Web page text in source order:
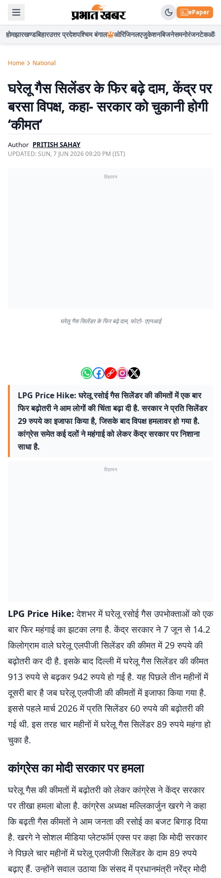
ePaper
होमझारखण्डबिहारउत्तर प्रदेशपश्चिम बंगाल ओरिजिनलएजुकेशनबिजनेसमनोरंजनटेकऑटो
Home National
घरेलू गैस सिलेंडर के फिर बढ़े दाम, केंद्र पर
बरसा विपक्ष, कहा- सरकार को चुकानी होगी
‘कीमत’
Author PRITISH SAHAY
UPDATED:SUN, 7 JUN 2026 09:20 PM (IST)
विज्ञापन
घरेलू गैस सिलेंडर के फिर बढ़े दाम, फोटो- एएनआई
LPG Price Hike: घरेलू रसोई गैस सिलेंडर की कीमतों में एक बार
फिर बढ़ोतरी ने आम लोगों की चिंता बढ़ा दी है. सरकार ने प्रति सिलेंडर
29 रुपये का इजाफा किया है, जिसके बाद विपक्ष हमलावर हो गया है.
कांग्रेस समेत कई दलों ने महंगाई को लेकर केंद्र सरकार पर निशाना
साधा है.
विज्ञापन
LPG Price Hike:देशभर में घरेलू रसोई गैस उपभोक्ताओं को एक
बार फिर महंगाई का झटका लगा है. केंद्र सरकार ने 7 जून से 14.2
किलोग्राम वाले घरेलू एलपीजी सिलेंडर की कीमत में 29 रुपये की
बढ़ोतरी कर दी है. इसके बाद दिल्ली में घरेलू गैस सिलेंडर की कीमत
913 रुपये से बढ़कर 942 रुपये हो गई है. यह पिछले तीन महीनों में
दूसरी बार है जब घरेलू एलपीजी की कीमतों में इजाफा किया गया है.
इससे पहले मार्च 2026 में प्रति सिलेंडर 60 रुपये की बढ़ोतरी की
गई थी. इस तरह चार महीनों में घरेलू गैस सिलेंडर 89 रुपये महंगा हो
चुका है.
कांग्रेस का मोदी सरकार पर हमला
घरेलू गैस की कीमतों में बढ़ोतरी को लेकर कांग्रेस ने केंद्र सरकार
पर तीखा हमला बोला है. कांग्रेस अध्यक्ष मल्लिकार्जुन खरगे ने कहा
कि बढ़ती गैस कीमतों ने आम जनता की रसोई का बजट बिगाड़ दिया
है. खरगे ने सोशल मीडिया प्लेटफॉर्म एक्स पर कहा कि मोदी सरकार
ने पिछले चार महीनों में घरेलू एलपीजी सिलेंडर के दाम 89 रुपये
बढ़ाए हैं. उन्होंने सवाल उठाया कि संसद में प्रधानमंत्री नरेंद्र मोदी